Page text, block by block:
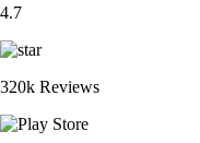
4.7
320k Reviews